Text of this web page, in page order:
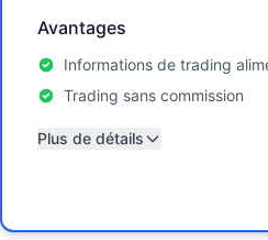
Avantages
Informations de trading
Trading sans commission
Plus de détails